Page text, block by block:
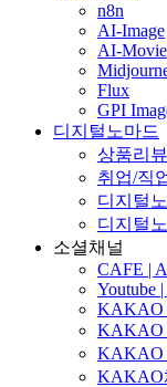
n8n
AI-Image
AI-Movie
Flux
GPI
디지털노마드
상품리
취업/직
디지털
디지털
소셜채널
CAFE |
Youtube
KAKAO
KAKAO
KAKAO
KAKAO